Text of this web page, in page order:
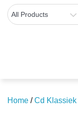
Home /Cd Klassiek